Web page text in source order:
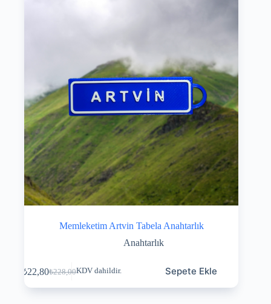
Memleketim Artvin Tabela Anahtarlık
Anahtarlık
₺228,00
₺22,80 KDV dahildir. Sepete Ekle